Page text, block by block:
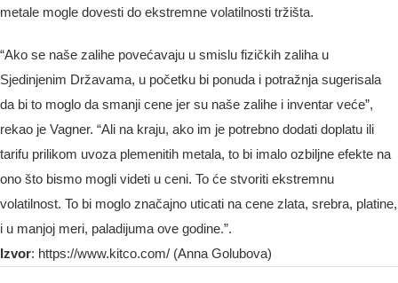
metale mogle dovesti do ekstremne volatilnosti tržišta.
“Ako se naše zalihe povećavaju u smislu fizičkih zaliha u
Sjedinjenim Državama, u početku bi ponuda i potražnja sugerisala
da bi to moglo da smanji cene jer su naše zalihe i inventar veće”,
rekao je Vagner. “Ali na kraju, ako im je potrebno dodati doplatu ili
tarifu prilikom uvoza plemenitih metala, to bi imalo ozbiljne efekte na
ono što bismo mogli videti u ceni. To će stvoriti ekstremnu
volatilnost. To bi moglo značajno uticati na cene zlata, srebra, platine,
i u manjoj meri, paladijuma ove godine.”.
Izvor: https://www.kitco.com/ (Anna Golubova)